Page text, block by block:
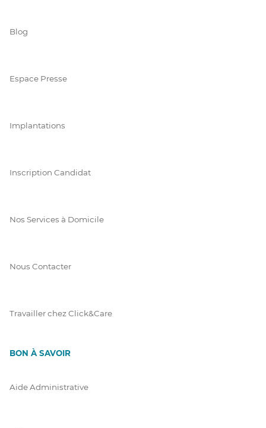
Blog
Espace Presse
Implantations
Inscription Candidat
Nos Services à Domicile
Nous Contacter
Travailler chez Click&Care
BON À SAVOIR
Aide Administrative